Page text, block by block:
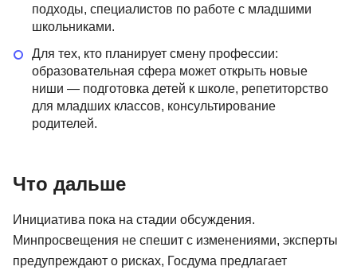
подходы, специалистов по работе с младшими
школьниками.
Для тех, кто планирует смену профессии:
образовательная сфера может открыть новые
ниши — подготовка детей к школе, репетиторство
для младших классов, консультирование
родителей.
Что дальше
Инициатива пока на стадии обсуждения.
Минпросвещения не спешит с изменениями, эксперты
предупреждают о рисках, Госдума предлагает